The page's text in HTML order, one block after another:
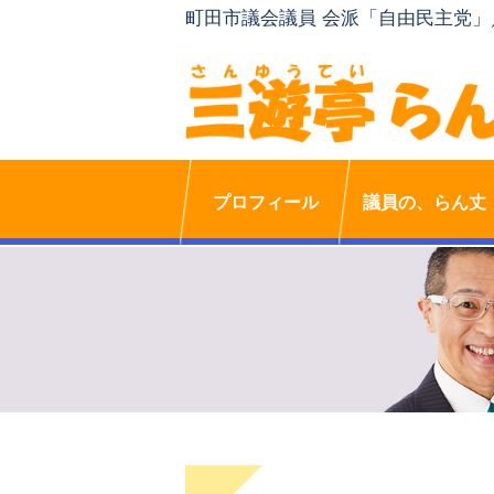
町田市議会議員 会派「自由民主党
プロフィール 議員の、らん丈